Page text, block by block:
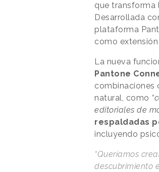
que transforma
Desarrollada
plataforma
como
La nueva
Pantone
combinaciones
natural, como
editoriales de
respaldadas
incluyendo
“Queríamos
descubrimiento